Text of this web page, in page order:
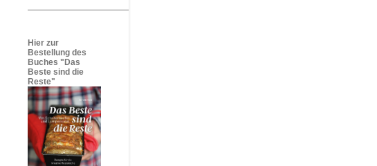
Hier zur
Bestellung des
Buches "Das
Beste sind die
Reste"